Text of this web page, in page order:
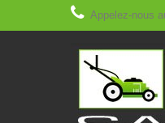
Appelez-nous